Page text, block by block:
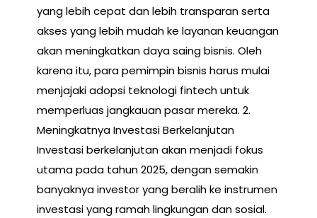
yang lebih cepat dan lebih transparan serta
akses yang lebih mudah ke layanan keuangan
akan meningkatkan daya saing bisnis. Oleh
karena itu, para pemimpin bisnis harus mulai
menjajaki adopsi teknologi fintech untuk
memperluas jangkauan pasar mereka. 2.
Meningkatnya Investasi Berkelanjutan
Investasi berkelanjutan akan menjadi fokus
utama pada tahun 2025, dengan semakin
banyaknya investor yang beralih ke instrumen
investasi yang ramah lingkungan dan sosial.